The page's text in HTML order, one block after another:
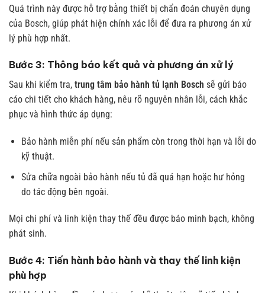
Quá trình này được hỗ trợ bằng thiết bị chẩn đoán chuyên dụng
của Bosch, giúp phát hiện chính xác lỗi để đưa ra phương án xử
lý phù hợp nhất.
Bước 3: Thông báo kết quả và phương án xử lý
Sau khi kiểm tra, trung tâm bảo hành tủ lạnh Bosch sẽ gửi báo
cáo chi tiết cho khách hàng, nêu rõ nguyên nhân lỗi, cách khắc
phục và hình thức áp dụng:
Bảo hành miễn phí nếu sản phẩm còn trong thời hạn và lỗi do
kỹ thuật.
Sửa chữa ngoài bảo hành nếu tủ đã quá hạn hoặc hư hỏng
do tác động bên ngoài.
Mọi chi phí và linh kiện thay thế đều được báo minh bạch, không
phát sinh.
Bước 4: Tiến hành bảo hành và thay thế linh kiện
phù hợp